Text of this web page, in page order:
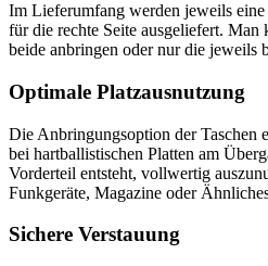
Im Lieferumfang werden jeweils
für die rechte Seite ausgeliefert. Man
beide anbringen oder nur die jeweils
Optimale Platzausnutzung
Die Anbringungsoption der Taschen
bei hartballistischen Platten am
Vorderteil entsteht, vollwertig
Funkgeräte, Magazine oder
Sichere Verstauung